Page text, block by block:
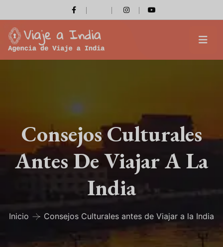
Consejos Culturales
Antes De Viajar A La
India
Inicio Consejos Culturales antes de Viajar a la India